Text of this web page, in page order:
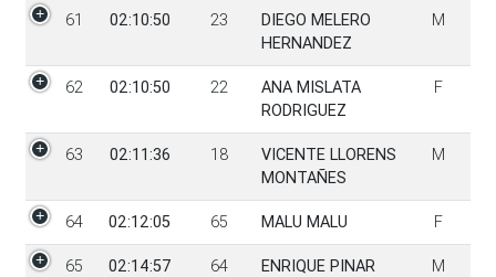
61 02:10:50 23
DIEGO MELERO
HERNANDEZ
M
62 02:10:50 22
ANA MISLATA
RODRIGUEZ
F
63 02:11:36 18
VICENTE LLORENS
MONTAÑES
M
64 02:12:05 65 MALU MALU F
65 02:14:57 64
ENRIQUE PINAR
M